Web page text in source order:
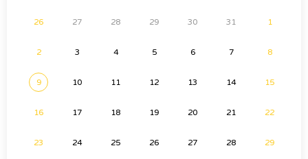
26 27 28 29 30 31 1
2 3 4 5 6 7 8
9 10 11 12 13 14 15
16 17 18 19 20 21 22
23 24 25 26 27 28 29